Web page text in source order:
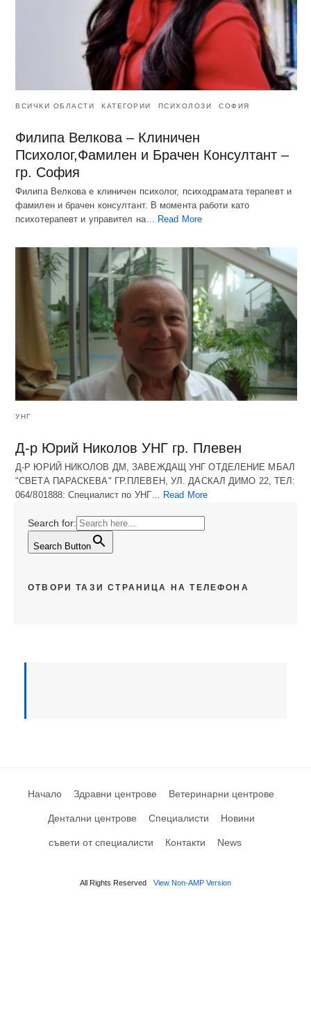
ВСИЧКИ ОБЛАСТИ КАТЕГОРИИ ПСИХОЛОЗИ СОФИЯ
Филипа Велкова – Клиничен
Психолог,Фамилен и Брачен Консултант –
гр. София
Филипа Велкова е клиничен психолог, психодрамата терапевт и
фамилен и брачен консултант. В момента работи като
психотерапевт и управител на…
Read More
УНГ
Д-р Юрий Николов УНГ гр. Плевен
Д-Р ЮРИЙ НИКОЛОВ ДМ, ЗАВЕЖДАЩ УНГ ОТДЕЛЕНИЕ МБАЛ
"СВЕТА ПАРАСКЕВА" ГР.ПЛЕВЕН, УЛ. ДАСКАЛ ДИМО 22, ТЕЛ:
064/801888: Специалист по УНГ… Read More
Search for:
Search Button
ОТВОРИ ТАЗИ СТРАНИЦА НА ТЕЛЕФОНА
Начало Здравни центрове Ветеринарни центрове
Дентални центрове Специалисти Новини
съвети от специалисти Контакти News
All Rights Reserved View Non-AMP Version